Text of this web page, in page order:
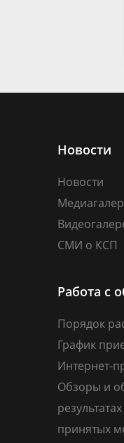
Новости
Новости
СМИ о КСП
Работа с
Порядок
График
Интернет-
Обзоры и
принятых